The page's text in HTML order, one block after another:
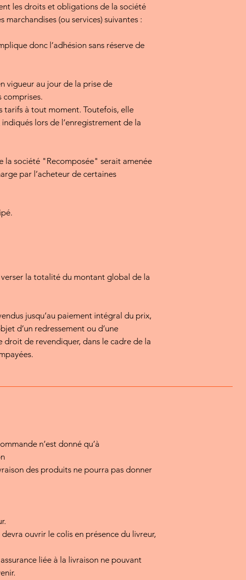
les droits et obligations de la société
(ou services) suivantes :
donc l’adhésion sans réserve de
vigueur au jour de la prise de
comprises.
tarifs à tout moment. Toutefois, elle
lors de l’enregistrement de la
la société "Recomposée" serait amenée
par l’acheteur de certaines
la totalité du montant global de la
jusqu’au paiement intégral du prix,
d’un redressement ou d’une
de revendiquer, dans le cadre de la
n’est donné qu’à
des produits ne pourra pas donner
ouvrir le colis en présence du livreur,
liée à la livraison ne pouvant